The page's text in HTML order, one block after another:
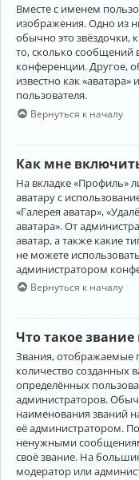
Вместе с именем
изображения. Одно из
обычно это звёздочки,
то, сколько сообщений
конференции. Другое,
известно как
пользователя.
Вернуться к началу
Как мне
На вкладке «Профиль»
аватару с
«Галерея аватар»,
аватара». От
аватар, а также какие
не можете
администратором
Вернуться к началу
Что такое
Звания,
количество
определённых
администраторов.
наименования званий
её администратором.
ненужными
своё звание. На
модератор или